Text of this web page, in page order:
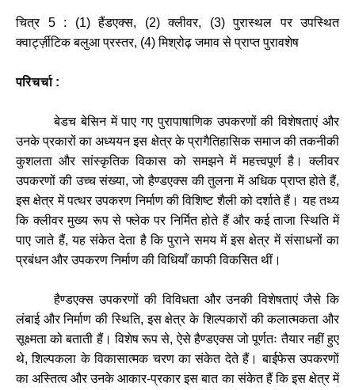
चित्र 5 : (1)हैंडएक्स, (2)क्लीवर, (3)पुरास्थल पर
उपस्थित
क्वार्ट्ज़ीटिक बलुआ प्रस्तर, (4)मिश्रोढ़ जमाव से प्राप्त पुरावशेष
परिचर्चा :
बेडच बेसिन में पाए गए पुरापाषाणिक उपकरणों की विशेषताएं और
उनके प्रकारों का अध्ययन इस क्षेत्र के प्रागैतिहासिक समाज की तकनीकी
कुशलता और सांस्कृतिक विकास को समझने में महत्त्वपूर्ण है।
क्लीवर
उपकरणों की उच्च संख्या,जो हैण्डएक्स की तुलना में अधिक प्राप्त होते हैं,
इस क्षेत्र में पत्थर उपकरण निर्माण की विशिष्ट शैली को दर्शाते हैं। यह तथ्य
कि क्लीवर मुख्य रूप से फ्लेक पर निर्मित होते हैं और कई ताजा स्थिति में
पाए जाते हैं,यह संकेत देता है कि पुराने समय में इस क्षेत्र में संसाधनों का
प्रबंधन और उपकरण निर्माण की विधियाँ काफी विकसित थीं।
हैण्डएक्स उपकरणों की विविधता और उनकी विशेषताएं जैसे कि
लंबाई और निर्माण की स्थिति,इस क्षेत्र के शिल्पकारों की कलात्मकता और
सूक्ष्मता को बताती हैं। विशेष रूप से,ऐसे हैण्डएक्स जो पूर्णतः तैयार नहीं हुए
थे,शिल्पकला के विकासात्मक चरण का संकेत देते हैं। बाईफेस उपकरणों
का अस्तित्व और उनके आकार-प्रकार इस बात का संकेत हैं कि इस क्षेत्र में